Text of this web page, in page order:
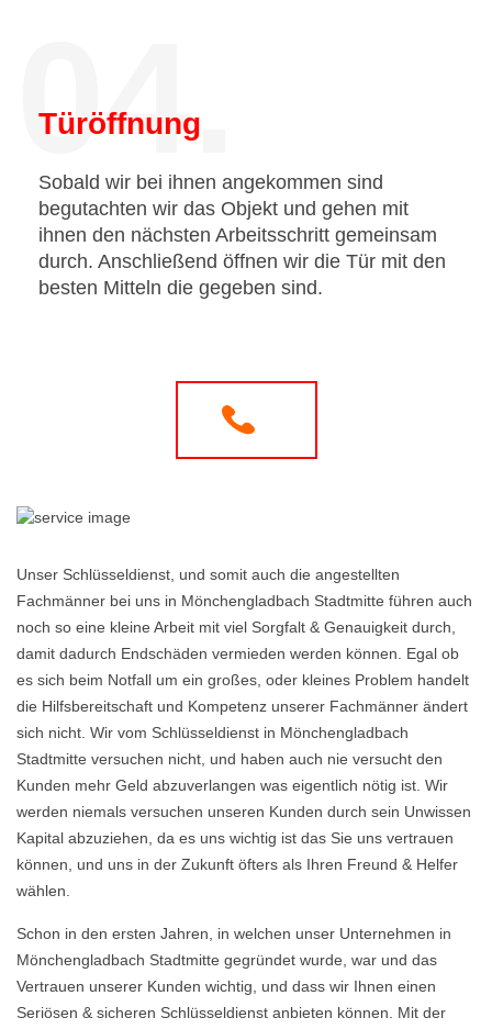
04.
Türöffnung
Sobald wir bei ihnen angekommen sind
begutachten wir das Objekt und gehen mit
ihnen den nächsten Arbeitsschritt gemeinsam
durch. Anschließend öffnen wir die Tür mit den
besten Mitteln die gegeben sind.
Unser Schlüsseldienst, und somit auch die angestellten
Fachmänner bei uns in Mönchengladbach Stadtmitte führen auch
noch so eine kleine Arbeit mit viel Sorgfalt & Genauigkeit durch,
damit dadurch Endschäden vermieden werden können. Egal ob
es sich beim Notfall um ein großes, oder kleines Problem handelt
die Hilfsbereitschaft und Kompetenz unserer Fachmänner ändert
sich nicht. Wir vom Schlüsseldienst in Mönchengladbach
Stadtmitte versuchen nicht, und haben auch nie versucht den
Kunden mehr Geld abzuverlangen was eigentlich nötig ist. Wir
werden niemals versuchen unseren Kunden durch sein Unwissen
Kapital abzuziehen, da es uns wichtig ist das Sie uns vertrauen
können, und uns in der Zukunft öfters als Ihren Freund & Helfer
wählen.
Schon in den ersten Jahren, in welchen unser Unternehmen in
Mönchengladbach Stadtmitte gegründet wurde, war und das
Vertrauen unserer Kunden wichtig, und dass wir Ihnen einen
Seriösen & sicheren Schlüsseldienst anbieten können. Mit der